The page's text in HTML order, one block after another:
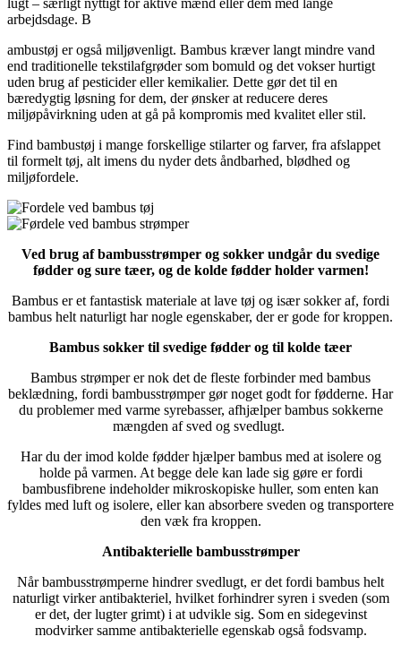
lugt – særligt nyttigt for aktive mænd eller dem med lange
arbejdsdage. B
ambustøj er også miljøvenligt. Bambus kræver langt mindre vand
end traditionelle tekstilafgrøder som bomuld og det vokser hurtigt
uden brug af pesticider eller kemikalier. Dette gør det til en
bæredygtig løsning for dem, der ønsker at reducere deres
miljøpåvirkning uden at gå på kompromis med kvalitet eller stil.
Find bambustøj i mange forskellige stilarter og farver, fra afslappet
til formelt tøj, alt imens du nyder dets åndbarhed, blødhed og
miljøfordele.
Ved brug af bambusstrømper og sokker undgår du svedige
fødder og sure tæer, og de kolde fødder holder varmen!
Bambus er et fantastisk materiale at lave tøj og især sokker af, fordi
bambus helt naturligt har nogle egenskaber, der er gode for kroppen.
Bambus sokker til svedige fødder og til kolde tæer
Bambus strømper er nok det de fleste forbinder med bambus
beklædning, fordi bambusstrømper gør noget godt for fødderne. Har
du problemer med varme syrebasser, afhjælper bambus sokkerne
mængden af sved og svedlugt.
Har du der imod kolde fødder hjælper bambus med at isolere og
holde på varmen. At begge dele kan lade sig gøre er fordi
bambusfibrene indeholder mikroskopiske huller, som enten kan
fyldes med luft og isolere, eller kan absorbere sveden og transportere
den væk fra kroppen.
Antibakterielle bambusstrømper
Når bambusstrømperne hindrer svedlugt, er det fordi bambus helt
naturligt virker antibakteriel, hvilket forhindrer syren i sveden (som
er det, der lugter grimt) i at udvikle sig. Som en sidegevinst
modvirker samme antibakterielle egenskab også fodsvamp.